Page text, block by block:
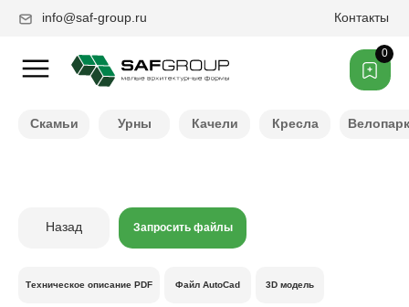
Контакты
info@saf-group.ru
0
Скамьи Урны Качели Кресла
Назад Запросить файлы
3D модель
Файл AutoCad
Техническое описание PDF